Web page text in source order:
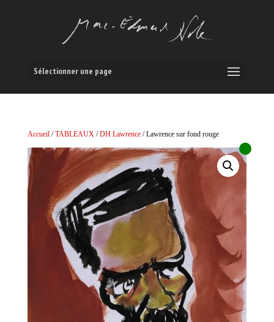
Sélectionner une page
Accueil/TABLEAUX/DH Lawrence/ Lawrence sur fond rouge